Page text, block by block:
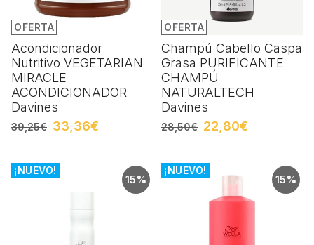
OFERTA
Acondicionador
Nutritivo VEGETARIAN
MIRACLE
ACONDICIONADOR
Davines
39,25€ 33,36€
OFERTA
Champú Cabello Caspa
Grasa PURIFICANTE
CHAMPÚ
NATURALTECH
Davines
28,50€ 22,80€
15%
¡NUEVO!
15%
¡NUEVO!